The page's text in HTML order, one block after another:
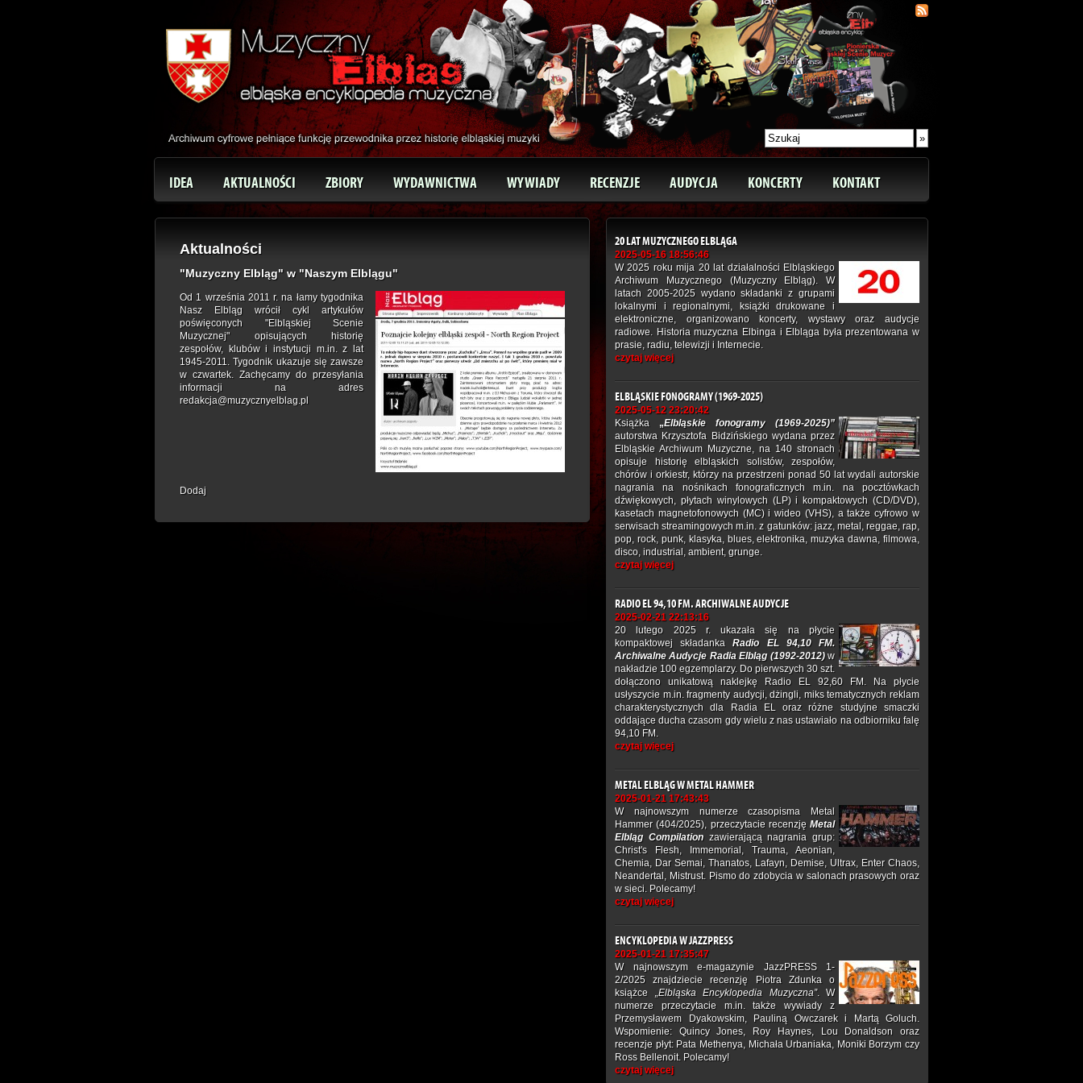
IDEA AKTUALNOŚCI ZBIORY WYDAWNICTWA WYWIADY RECENZJE AUDYCJA KONCERTY KONTAKT
Aktualności
"Muzyczny Elbląg" w "Naszym Elblągu"
Od 1 września 2011 r. na łamy tygodnika
Nasz Elbląg wrócił cykl artykułów
poświęconych "Elbląskiej Scenie
Muzycznej" opisujących historię
zespołów, klubów i instytucji m.in. z lat
1945-2011. Tygodnik ukazuje się zawsze
w czwartek. Zachęcamy do przesyłania
informacji na adres
redakcja@muzycznyelblag.pl
Dodaj
20 LAT MUZYCZNEGO ELBLĄGA
2025-05-16 18:56:46
W 2025 roku mija 20 lat działalności Elbląskiego
Archiwum Muzycznego (Muzyczny Elbląg). W
latach 2005-2025 wydano składanki z grupami
lokalnymi i regionalnymi, książki drukowane i
elektroniczne, organizowano koncerty, wystawy oraz audycje
radiowe. Historia muzyczna Elbinga i Elbląga była prezentowana w
prasie, radiu, telewizji i Internecie.
czytaj więcej
ELBLĄSKIE FONOGRAMY (1969-2025)
2025-05-12 23:20:42
Książka „Elbląskie fonogramy (1969-2025)”
autorstwa Krzysztofa Bidzińskiego wydana przez
Elbląskie Archiwum Muzyczne, na 140 stronach
opisuje historię elbląskich solistów, zespołów,
chórów i orkiestr, którzy na przestrzeni ponad 50 lat wydali autorskie
nagrania na nośnikach fonograficznych m.in. na pocztówkach
dźwiękowych, płytach winylowych (LP) i kompaktowych (CD/DVD),
kasetach magnetofonowych (MC) i wideo (VHS), a także cyfrowo w
serwisach streamingowych m.in. z gatunków: jazz, metal, reggae, rap,
pop, rock, punk, klasyka, blues, elektronika, muzyka dawna, filmowa,
disco, industrial, ambient, grunge.
czytaj więcej
RADIO EL 94,10 FM. ARCHIWALNE AUDYCJE
2025-02-21 22:13:16
20 lutego 2025 r. ukazała się na płycie
kompaktowej składankaRadio EL 94,10 FM.
Archiwalne Audycje Radia Elbląg (1992-2012)w
nakładzie 100 egzemplarzy. Do pierwszych 30 szt.
dołączono unikatową naklejkę Radio EL 92,60 FM. Na płycie
usłyszycie m.in. fragmenty audycji, dżingli, miks tematycznych reklam
charakterystycznych dla Radia EL oraz różne studyjne smaczki
oddające ducha czasom gdy wielu z nas ustawiało na odbiorniku falę
94,10 FM.
czytaj więcej
METAL ELBLĄG W METAL HAMMER
2025-01-21 17:43:43
W najnowszym numerze czasopisma Metal
Hammer (404/2025), przeczytacie recenzję Metal
Elbląg Compilationzawierającą nagrania grup:
Christ's Flesh, Immemorial, Trauma, Aeonian,
Chemia, Dar Semai, Thanatos, Lafayn, Demise, Ultrax, Enter Chaos,
Neandertal, Mistrust. Pismo do zdobycia w salonach prasowych oraz
w sieci. Polecamy!
czytaj więcej
ENCYKLOPEDIA W JAZZPRESS
2025-01-21 17:35:47
W najnowszym e-magazynie JazzPRESS 1-
2/2025 znajdziecie recenzję Piotra Zdunka o
książce „Elbląska Encyklopedia Muzyczna”. W
numerze przeczytacie m.in. także wywiady z
Przemysławem Dyakowskim, Pauliną Owczarek i Martą Goluch.
Wspomienie: Quincy Jones, Roy Haynes, Lou Donaldson oraz
recenzje płyt: Pata Methenya, Michała Urbaniaka, Moniki Borzym czy
Ross Bellenoit. Polecamy!
czytaj więcej